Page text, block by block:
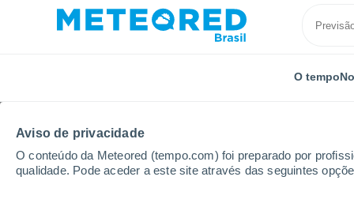
Aviso de privacidade
O conteúdo da Meteored (tempo.com) foi preparado por
qualidade. Pode aceder a este site através das seguintes
O tempo